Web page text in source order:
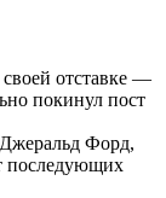
отставке —
покинул пост
Форд,
последующих